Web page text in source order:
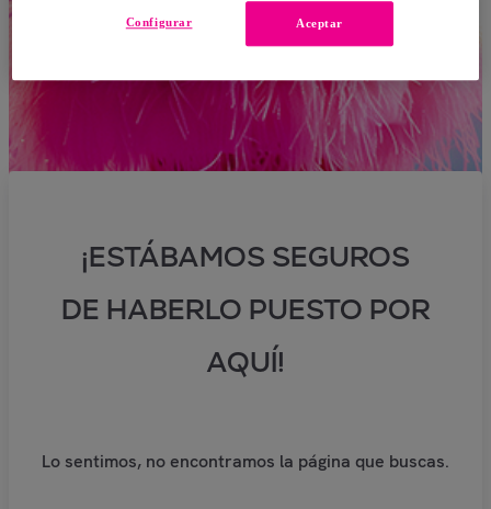
¡ESTÁBAMOS SEGUROS
DE HABERLO PUESTO POR
AQUÍ!
Lo sentimos, no encontramos la página que buscas.
Aceptar
Configurar